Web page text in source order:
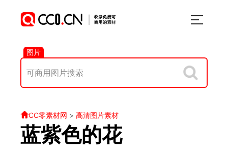
图片
CC零素材网 > 高清图片素材
蓝紫色的花